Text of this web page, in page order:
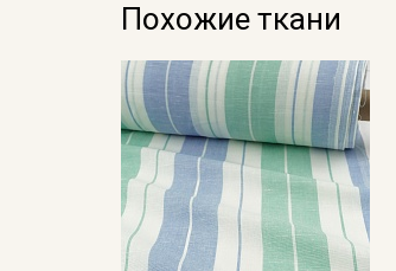
Похожие ткани